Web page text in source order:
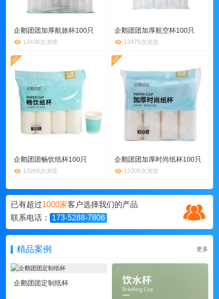
企鹅团团加厚航旅杯100只
13436次浏览
企鹅团团加厚航空杯100只
13470次浏览
企鹅团团畅饮纸杯100只
13266次浏览
企鹅团团加厚时尚纸杯100只
13305次浏览
已有超过1000家客户选择我们的产品
联系电话：
173-5288-7806
精品案例 更多
企鹅团团定制纸杯